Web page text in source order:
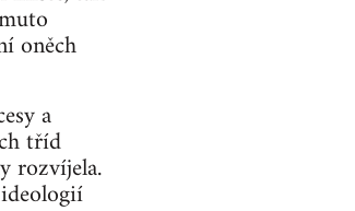
oněch
a
tříd
rozvíjela.